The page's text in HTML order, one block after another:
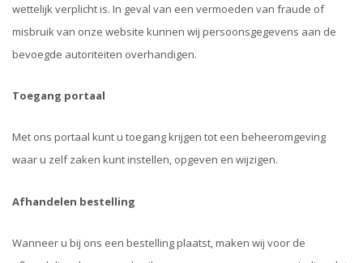
wettelijk verplicht is. In geval van een vermoeden van fraude of
misbruik van onze website kunnen wij persoonsgegevens aan de
bevoegde autoriteiten overhandigen.
Toegang portaal
Met ons portaal kunt u toegang krijgen tot een beheeromgeving
waar u zelf zaken kunt instellen, opgeven en wijzigen.
Afhandelen bestelling
Wanneer u bij ons een bestelling plaatst, maken wij voor de